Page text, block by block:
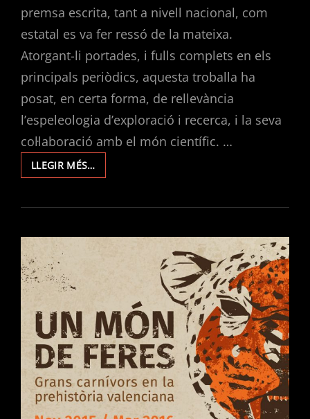
premsa escrita, tant a nivell nacional, com
estatal es va fer ressó de la mateixa.
Atorgant-li portades, i fulls complets en els
principals periòdics, aquesta troballa ha
posat, en certa forma, de rellevància
l’espeleologia d’exploració i recerca, i la seva
col·laboració amb el món científic. …
LLEGIR MÉS…LA
PREMSA
ES
RESSÒ
DESCOBRIMENT
DEL
LLEOPARD
DE
L’AVENC
DE
JOAN
GUITON.